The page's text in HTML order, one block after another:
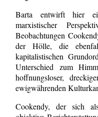
Barta entwirft hier
marxistischer
Beobachtungen
der Hölle, die
kapitalistischen
Unterschied zum
hoffnungsloser,
ewigwährenden
Cookendy, der sich